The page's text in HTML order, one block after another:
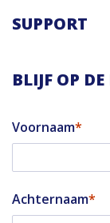
SUPPORT
BLIJF OP
Voornaam
Achternaam